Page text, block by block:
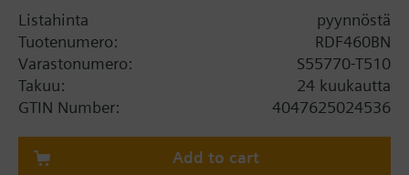
Application selectable:
- 2-pipe system
- 2-pipe system with electrical heater
- 4-pipe system
Listahinta
pyynnöstä
Tuotenumero:
RDF460BN
Varastonumero:
S55770-T510
Takuu:
24 kuukautta
GTIN Number:
4047625024536
Add to cart